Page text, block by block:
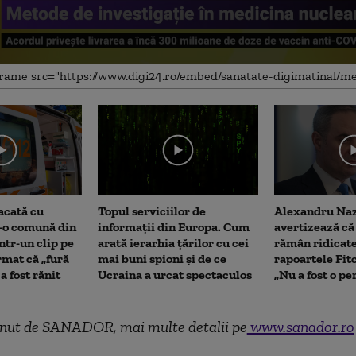
cu
comună din
un clip pe
că „fură
fost rănit
Topul serviciilor de
informații din Europa. Cum
arată ierarhia țărilor cu cei
mai buni spioni și de ce
Ucraina a urcat spectaculos
Alexandru
avertizează
rămân
rapoartele
„Nu a fost o
de SANADOR, mai multe detalii pe www.sanador.ro